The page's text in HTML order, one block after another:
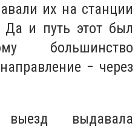
их на станции
Да и путь этот был
большинство
− через
выдавала